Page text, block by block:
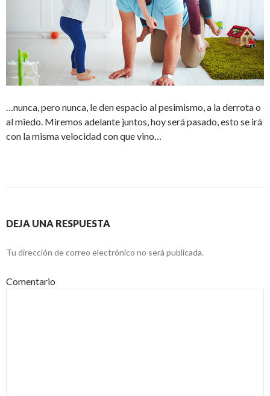
…nunca, pero nunca, le den espacio al pesimismo, a la derrota o
al miedo. Miremos adelante juntos, hoy será pasado, esto se irá
con la misma velocidad con que vino…
DEJA UNA RESPUESTA
Tu dirección de correo electrónico no será publicada.
Comentario